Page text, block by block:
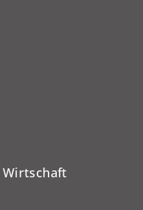
Wirtschaft